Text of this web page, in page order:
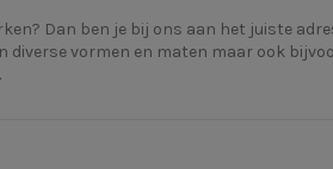
Dan ben je bij ons aan het juiste
vormen en maten maar ook